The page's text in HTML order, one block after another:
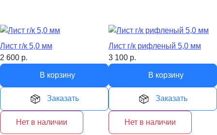
Лист г/к 5,0 мм
2 600 р.
В корзину
Заказать
Нет в наличии
Лист г/к рифленый 5,0 мм
3 100 р.
В корзину
Заказать
Нет в наличии